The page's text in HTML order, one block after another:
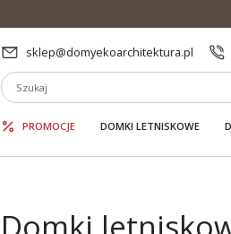
sklep@domyekoarchitektura.pl
PROMOCJE DOMKI LETNISKOWE
Domki